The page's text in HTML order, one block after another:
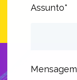
Assunto*